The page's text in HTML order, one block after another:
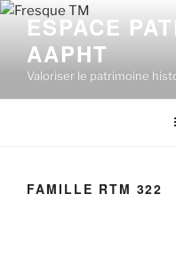
Aller
contenu
principal
ESPACE
AAPHT
Valoriser le patrimoine
FAMILLE RTM 322